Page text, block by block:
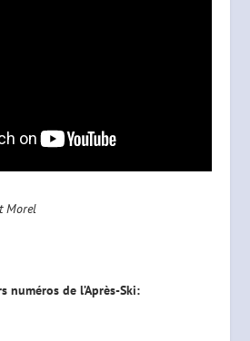
Morel
numéros de l’Après-Ski: